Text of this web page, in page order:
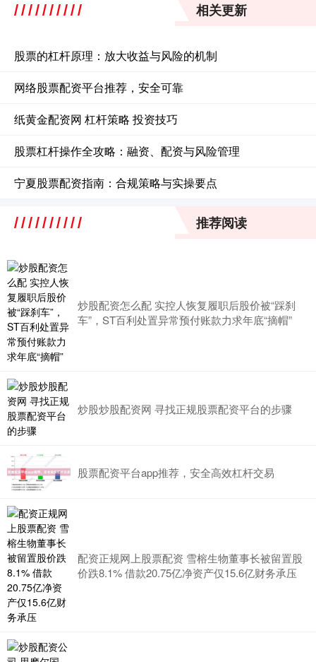
相关更新
股票的杠杆原理：放大收益与风险的机制
网络股票配资平台推荐，安全可靠
纸黄金配资网 杠杆策略 投资技巧
股票杠杆操作全攻略：融资、配资与风险管理
宁夏股票配资指南：合规策略与实操要点
推荐阅读
炒股配资怎么配 实控人恢复履职后股价被“踩刹
车”，ST百利处置异常预付账款力求年底“摘帽”
炒股炒股配资网 寻找正规股票配资平台的步骤
股票配资平台app推荐，安全高效杠杆交易
配资正规网上股票配资 雪榕生物董事长被留置股
价跌8.1% 借款20.75亿净资产仅15.6亿财务承压